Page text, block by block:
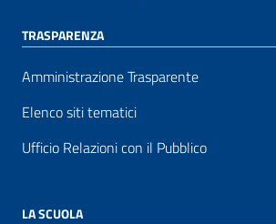
TRASPARENZA
Amministrazione Trasparente
Elenco siti tematici
Ufficio Relazioni con il Pubblico
LA SCUOLA